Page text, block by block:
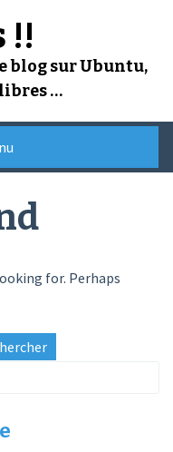
!!
blog sur Ubuntu,
…
for. Perhaps